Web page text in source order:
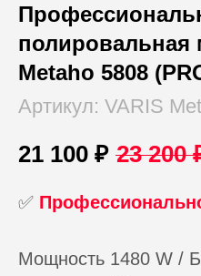
полировальная
Metaho 5808
Артикул: VARIS
21 100 ₽ 23 200
✅
Мощность 1480 W /